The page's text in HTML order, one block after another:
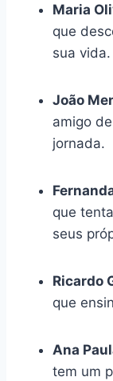
Maria
que
sua vida.
João
amigo
jornada.
que
seus
Ricardo
que
Ana
tem um